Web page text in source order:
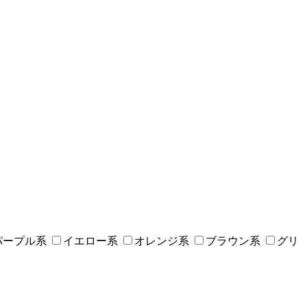
ープル系 イエロー系 オレンジ系 ブラウン系
グリ